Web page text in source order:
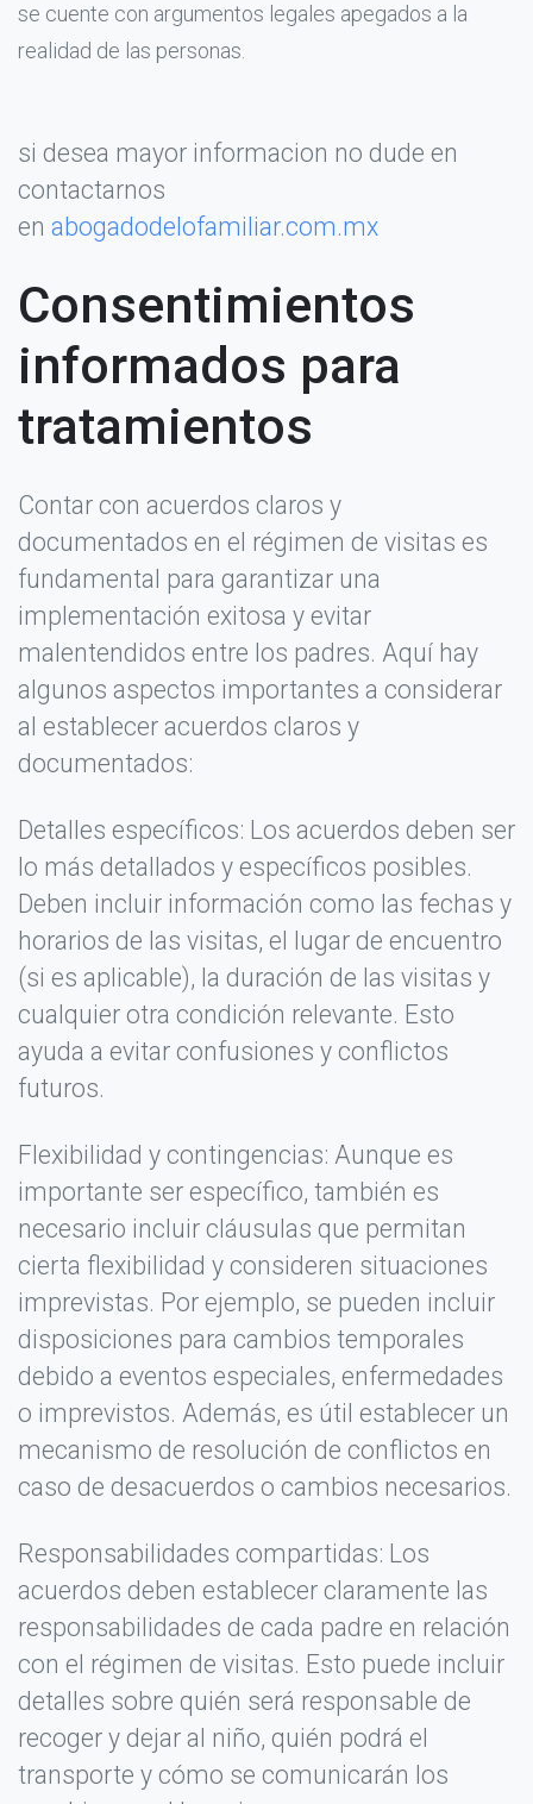
se cuente con argumentos legales apegados a la
realidad de las personas.
si desea mayor informacion no dude en
contactarnos
en abogadodelofamiliar.com.mx
Consentimientos
informados para
tratamientos
Contar con acuerdos claros y
documentados en el régimen de visitas es
fundamental para garantizar una
implementación exitosa y evitar
malentendidos entre los padres. Aquí hay
algunos aspectos importantes a considerar
al establecer acuerdos claros y
documentados:
Detalles específicos: Los acuerdos deben ser
lo más detallados y específicos posibles.
Deben incluir información como las fechas y
horarios de las visitas, el lugar de encuentro
(si es aplicable), la duración de las visitas y
cualquier otra condición relevante. Esto
ayuda a evitar confusiones y conflictos
futuros.
Flexibilidad y contingencias: Aunque es
importante ser específico, también es
necesario incluir cláusulas que permitan
cierta flexibilidad y consideren situaciones
imprevistas. Por ejemplo, se pueden incluir
disposiciones para cambios temporales
debido a eventos especiales, enfermedades
o imprevistos. Además, es útil establecer un
mecanismo de resolución de conflictos en
caso de desacuerdos o cambios necesarios.
Responsabilidades compartidas: Los
acuerdos deben establecer claramente las
responsabilidades de cada padre en relación
con el régimen de visitas. Esto puede incluir
detalles sobre quién será responsable de
recoger y dejar al niño, quién podrá el
transporte y cómo se comunicarán los
Calificación *
★
★
★
★
★
Tu Nombre o Apodo *